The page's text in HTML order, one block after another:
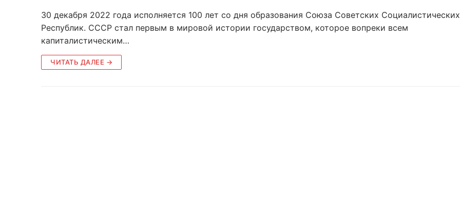
30 декабря 2022 года исполняется 100 лет со дня образования Союза Советских Социалистических
Республик. СССР стал первым в мировой истории государством, которое вопреки всем
капиталистическим…
ЧИТАТЬ ДАЛЕЕ →